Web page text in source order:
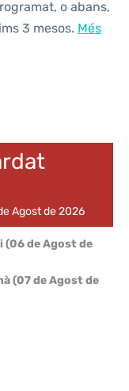
o abans,
3 mesos. Més
Agost de 2026
(06 de Agost de
(07 de Agost de